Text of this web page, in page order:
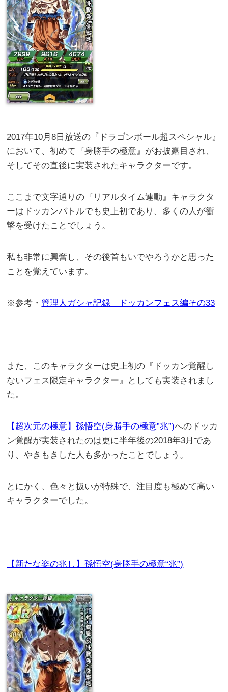
2017年10月8日放送の『ドラゴンボール超スペシャル』
において、初めて『身勝手の極意』がお披露目され、
そしてその直後に実装されたキャラクターです。
ここまで文字通りの『リアルタイム連動』キャラクタ
ーはドッカンバトルでも史上初であり、多くの人が衝
撃を受けたことでしょう。
私も非常に興奮し、その後首もいでやろうかと思った
ことを覚えています。
※参考・管理人ガシャ記録 ドッカンフェス編その33
また、このキャラクターは史上初の『ドッカン覚醒し
ないフェス限定キャラクター』としても実装されまし
た。
【超次元の極意】孫悟空(身勝手の極意”兆”)へのドッカ
ン覚醒が実装されたのは更に半年後の2018年3月であ
り、やきもきした人も多かったことでしょう。
とにかく、色々と扱いが特殊で、注目度も極めて高い
キャラクターでした。
【新たな姿の兆し】孫悟空(身勝手の極意“兆”)